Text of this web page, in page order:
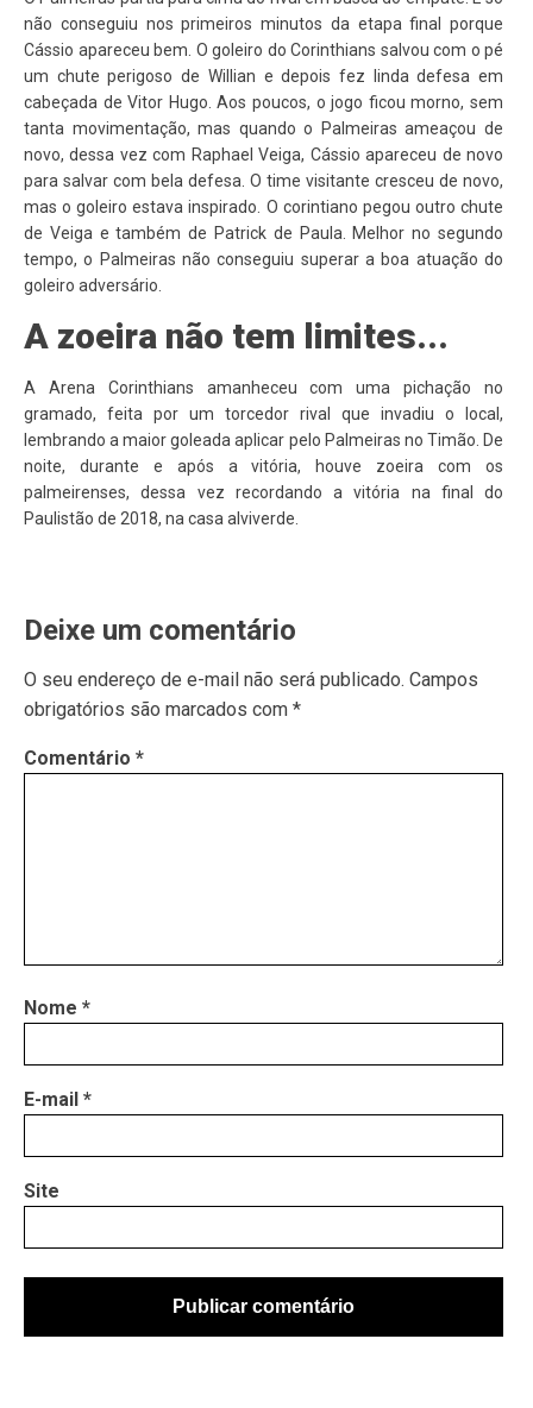
não conseguiu nos primeiros minutos da etapa final porque
Cássio apareceu bem. O goleiro do Corinthians salvou com o pé
um chute perigoso de Willian e depois fez linda defesa em
cabeçada de Vitor Hugo. Aos poucos, o jogo ficou morno, sem
tanta movimentação, mas quando o Palmeiras ameaçou de
novo, dessa vez com Raphael Veiga, Cássio apareceu de novo
para salvar com bela defesa. O time visitante cresceu de novo,
mas o goleiro estava inspirado. O corintiano pegou outro chute
de Veiga e também de Patrick de Paula. Melhor no segundo
tempo, o Palmeiras não conseguiu superar a boa atuação do
goleiro adversário.
A zoeira não tem limites...
A Arena Corinthians amanheceu com uma pichação no
gramado, feita por um torcedor rival que invadiu o local,
lembrando a maior goleada aplicar pelo Palmeiras no Timão. De
noite, durante e após a vitória, houve zoeira com os
palmeirenses, dessa vez recordando a vitória na final do
Paulistão de 2018, na casa alviverde.
Deixe um comentário
O seu endereço de e-mail não será publicado. Campos
obrigatórios são marcados com *
Comentário *
Nome *
E-mail *
Site